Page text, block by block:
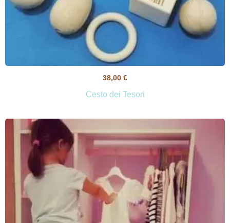
38,00 €
Cesto dei Tesori